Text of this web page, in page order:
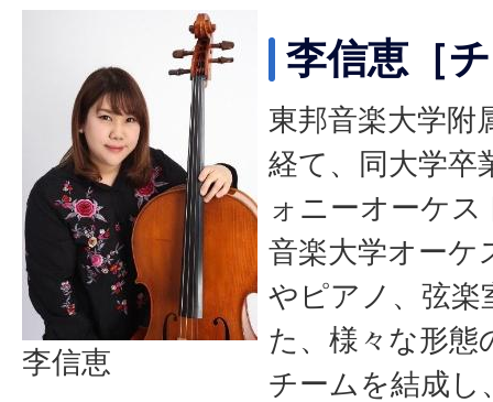
李信恵
李信恵［
東邦音楽大学附
経て、同大学卒
ォニーオーケ
音楽大学オーケ
やピアノ、弦楽
た、様々な形態
チームを結成し